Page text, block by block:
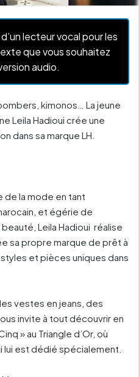
lecteur vocal pour les
que vous souhaitez
audio.
kimonos… La jeune
Leila Hadioui crée une
dans sa marque LH.
de la mode en tant
et égérie de
Leila Hadioui réalise
sa propre marque de prêt à
et pièces uniques dans
vestes en jeans, des
invite à tout découvrir en
» au Triangle d’Or, où
lui est dédié spécialement.